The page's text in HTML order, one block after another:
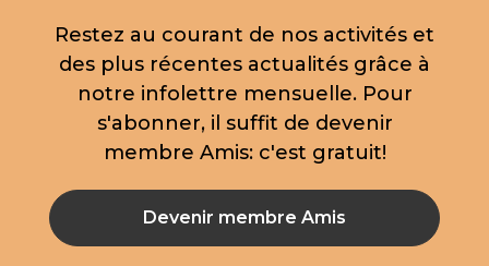
Restez au courant de nos activités et
des plus récentes actualités grâce à
notre infolettre mensuelle. Pour
s'abonner, il suffit de devenir
membre Amis: c'est gratuit!
Devenir membre Amis